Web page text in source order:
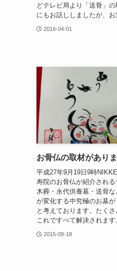
どテレビ局より「送骨」
にもお話ししましたが、お
2016-04-01
お骨仏の取材がありま
平成27年9月19日9時
寿院のお骨仏が紹介され
木葬・永代供養墓・送骨
が変化する中究極のお墓
と考えております。たくさ
これですべて解決されます
2015-09-18